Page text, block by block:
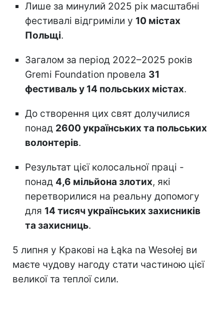
Лише за минулий 2025 рік масштабні
фестивалі відгриміли у 10 містах
Польщі.
Загалом за період 2022–2025 років
Gremi Foundation провела 31
фестиваль у 14 польських містах.
До створення цих свят долучилися
понад 2600 українських та польських
волонтерів.
Результат цієї колосальної праці -
понад 4,6 мільйона злотих, які
перетворилися на реальну допомогу
для 14 тисяч українських захисників
та захисниць.
5 липня у Кракові на Łąka na Wesołej ви
маєте чудову нагоду стати частиною цієї
великої та теплої сили.